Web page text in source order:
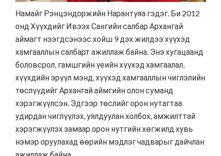
Намайг Рэнцэндоржийн Нарантуяа гэдэг. Би 2012
онд Хүүхдийг Ивээх Сангийн салбар Архангай
аймагт нээгдсэнээс хойш 9 дэх жилдээ хүүхэд
хамгааллын салбарт ажиллаж байна. Энэ хугацаанд
боловсрол, гамшгийн үеийн хүүхэд хамгаалал,
хүүхдийн эрүүл мэнд, хүүхэд хамгааллын чиглэлийн
төслүүдийг Архангай аймгийн олон суманд
хэрэгжүүлсэн. Эдгээр төслийг орон нутагтаа
удирдан чиглүүлэх, уялдуулан холбох, амжилттай
хэрэгжүүлэх замаар орон нутгийн хөгжилд хувь
нэмэр оруулахад өөрийн мэдлэг чадварыг дайчлан